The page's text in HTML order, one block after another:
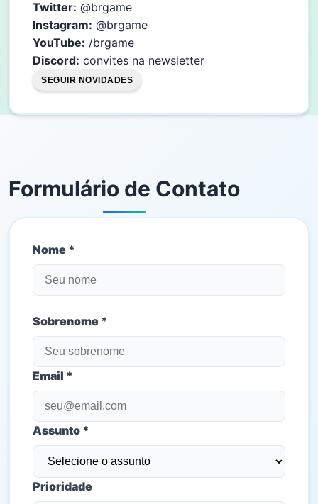
Twitter: @brgame
Instagram: @brgame
YouTube: /brgame
Discord: convites na newsletter
SEGUIR NOVIDADES
Formulário de Contato
Nome *
Sobrenome *
Email *
Assunto *
Prioridade